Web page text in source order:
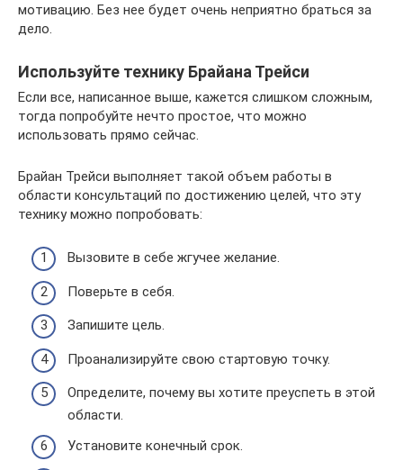
мотивацию. Без нее будет очень неприятно браться за
дело.
Используйте технику Брайана Трейси
Если все, написанное выше, кажется слишком сложным,
тогда попробуйте нечто простое, что можно
использовать прямо сейчас.
Брайан Трейси выполняет такой объем работы в
области консультаций по достижению целей, что эту
технику можно попробовать:
Вызовите в себе жгучее желание.
Поверьте в себя.
Запишите цель.
Проанализируйте свою стартовую точку.
Определите, почему вы хотите преуспеть в этой
области.
Установите конечный срок.